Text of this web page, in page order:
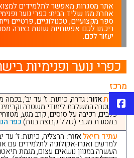
אתר מסגרות מאפשר לתלמידים
אחרת מזו שליד הבית: כפרי נוער
ספר מקצועיים, טכנולוגיים, פרטיים
ריכזנו לכם אפשרויות שונות בצורה
יעזור לכם.
כפרי נוער ופנימיות
מרכז
כנותאזור: גדרה, כיתות: ז’ עד יב’,
משטרה המשלבת לימודי משטרה
במסגרת מכבי (כולל קבוצת בנות) כפר
עתיד רזיאלאזור: הרצליה, כיתות: ז’ עד
למדעים ואגרו-אקולוגיה לתלמידים עם
העשרה במגוון נושאים עצום, מגמת
פייסבוק